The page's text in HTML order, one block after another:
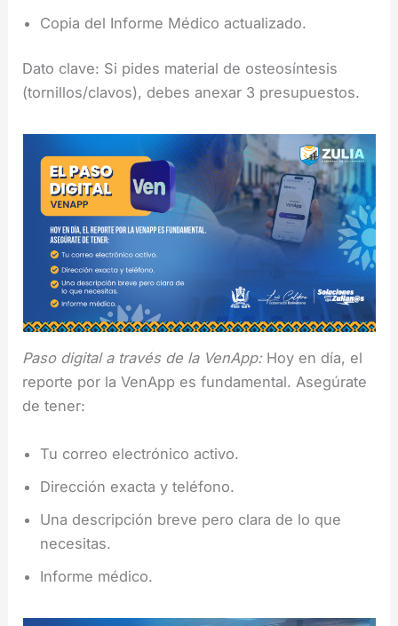
Copia del Informe Médico actualizado.
Dato clave: Si pides material de osteosíntesis
(tornillos/clavos), debes anexar 3 presupuestos.
Paso digital a través de la VenApp:Hoy en día, el
reporte por la VenApp es fundamental. Asegúrate
de tener:
Tu correo electrónico activo.
Dirección exacta y teléfono.
Una descripción breve pero clara de lo que
necesitas.
Informe médico.